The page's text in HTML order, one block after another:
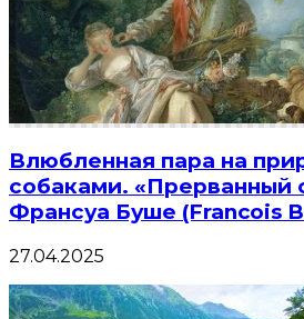
Влюбленная пара на
собаками. «Прерванный
Франсуа Буше (Francois
27.04.2025